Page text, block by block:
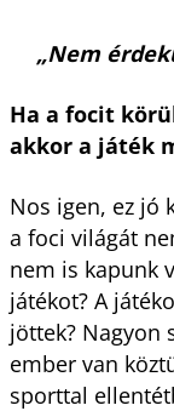
„Nem
Ha a focit
akkor a játék
Nos igen, ez jó
a foci világát
nem is kapunk
játékot? A
jöttek? Nagyon
ember van
sporttal